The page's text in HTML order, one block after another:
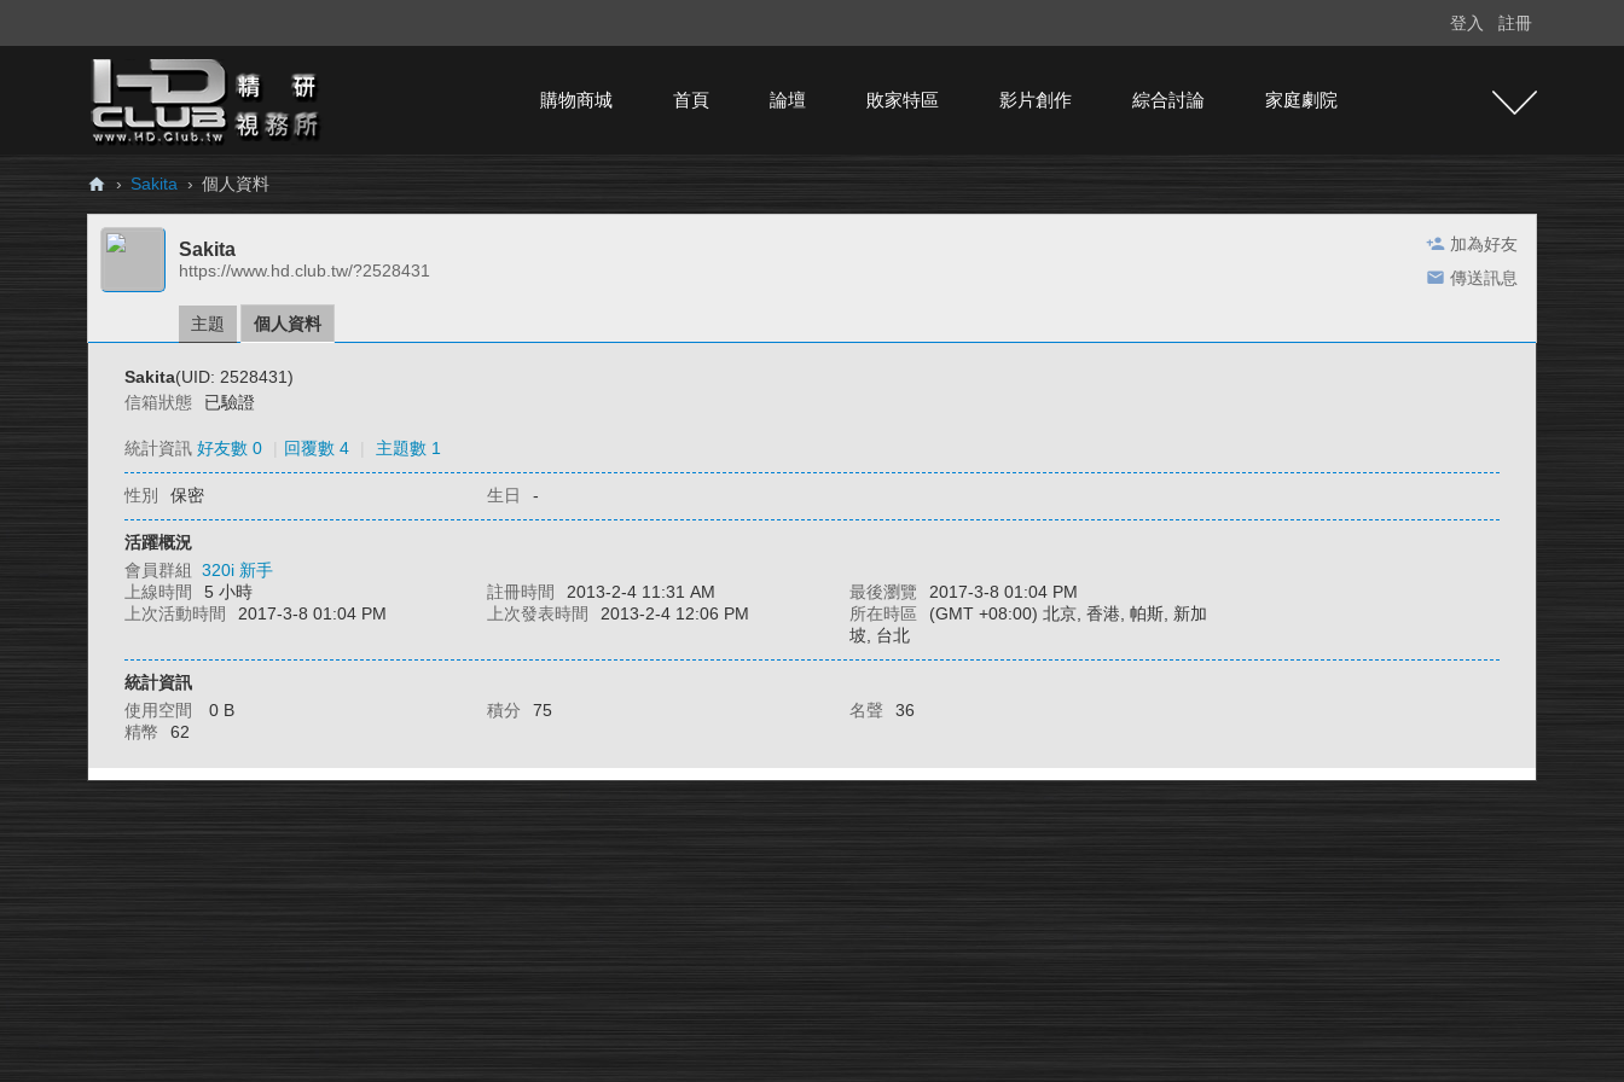
登入 註冊
購物商城 首頁 論壇 敗家特區 影片創作 綜合討論 家庭劇院
H
Cl
› Sakita › 個人資料
加為好友
傳送訊息
Sakita
https://www.hd.club.tw/?2528431
主題 個人資料
Sakita(UID: 2528431)
信箱狀態
已驗證
統計資訊 好友數 0 回覆數 4 主題數 1
性別 保密 生日 -
活躍概況
會員群組 320i 新手
上線時間
5 小時 註冊時間 2013-2-4 11:31 AM 最後瀏覽
2017-3-8 01:04 PM
上次活動時間
2017-3-8 01:04 PM 上次發表時間 2013-2-4 12:06 PM 所在時區
(GMT +08:00) 北京, 香港, 帕斯, 新加
坡, 台北
統計資訊
使用空間
0 B 積分 75 名聲
36
精幣
62